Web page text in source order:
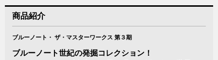
商品紹介
ブルーノート・ ザ・マスターワークス 第３期
ブルーノート世紀の発掘コレクション！